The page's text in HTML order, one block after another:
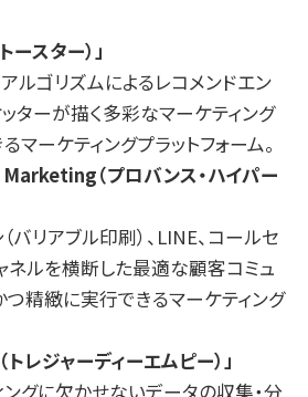
スター）」
ゴリズムによるレコメンドエン
ターが描く多彩なマーケティング
マーケティングプラットフォーム。
（プロバンス・ハイパー
バリアブル印刷）、LINE、コールセ
ネルを横断した最適な顧客コミュ
精緻に実行できるマーケティング
トレジャーディーエムピー）」